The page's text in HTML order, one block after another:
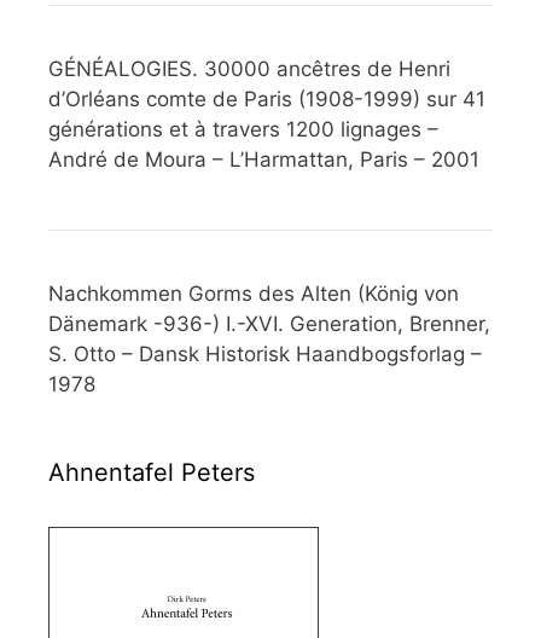
GÉNÉALOGIES. 30000 ancêtres de Henri
d’Orléans comte de Paris (1908-1999) sur 41
générations et à travers 1200 lignages –
André de Moura – L’Harmattan, Paris – 2001
Nachkommen Gorms des Alten (König von
Dänemark -936-) I.-XVI. Generation, Brenner,
S. Otto – Dansk Historisk Haandbogsforlag –
1978
Ahnentafel Peters